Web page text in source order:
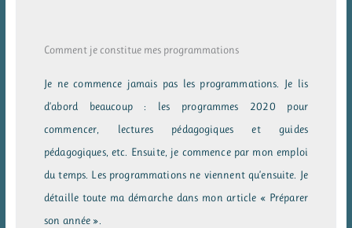
Comment je constitue mes programmations
Je ne commence jamais pas les programmations. Je lis
d’abord beaucoup : les programmes 2020 pour
commencer, lectures pédagogiques et guides
pédagogiques, etc. Ensuite, je commence par mon emploi
du temps. Les programmations ne viennent qu’ensuite. Je
détaille toute ma démarche dans mon article « Préparer
son année ».